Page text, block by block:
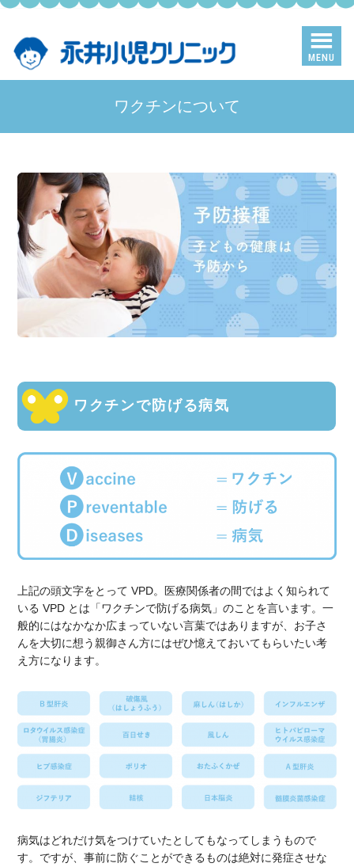
MENU
Skip
main
content
Skip
primary
sidebar
ワクチンについて
ワクチンで防げる病気
上記の頭文字をとって VPD。医療関係者の間ではよく知られて
いる VPD とは「ワクチンで防げる病気」のことを言います。一
般的にはなかなか広まっていない言葉ではありますが、お子さ
んを大切に想う親御さん方にはぜひ憶えておいてもらいたい考
え方になります。
病気はどれだけ気をつけていたとしてもなってしまうもので
す。ですが、事前に防ぐことができるものは絶対に発症させな